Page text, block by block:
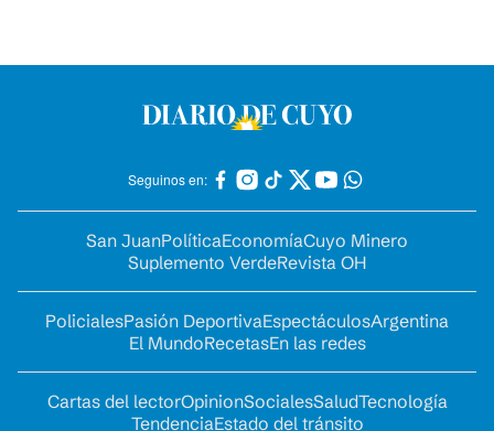
Seguinos en:
San JuanPolíticaEconomíaCuyo Minero
Suplemento VerdeRevista OH
PolicialesPasión DeportivaEspectáculosArgentina
El MundoRecetasEn las redes
Cartas del lectorOpinionSocialesSaludTecnología
TendenciaEstado del tránsito